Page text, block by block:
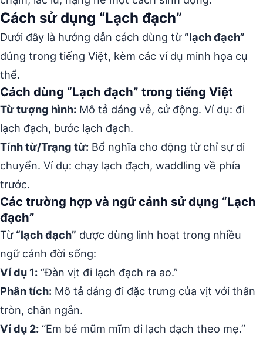
Cách sử dụng “Lạch đạch”
Dưới đây là hướng dẫn cách dùng từ “lạch đạch”
đúng trong tiếng Việt, kèm các ví dụ minh họa cụ
thể.
Cách dùng “Lạch đạch” trong tiếng Việt
Từ tượng hình: Mô tả dáng vẻ, cử động. Ví dụ: đi
lạch đạch, bước lạch đạch.
Tính từ/Trạng từ: Bổ nghĩa cho động từ chỉ sự di
chuyển. Ví dụ: chạy lạch đạch, waddling về phía
trước.
Các trường hợp và ngữ cảnh sử dụng “Lạch
đạch”
Từ “lạch đạch” được dùng linh hoạt trong nhiều
ngữ cảnh đời sống:
Ví dụ 1: “Đàn vịt đi lạch đạch ra ao.”
Phân tích: Mô tả dáng đi đặc trưng của vịt với thân
tròn, chân ngắn.
Ví dụ 2: “Em bé mũm mĩm đi lạch đạch theo mẹ.”